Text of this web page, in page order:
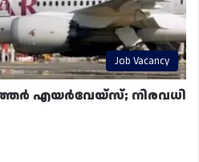
Job Vacancy
ഖത്തർ എയർവേയ്‌സ്; നിരവധി